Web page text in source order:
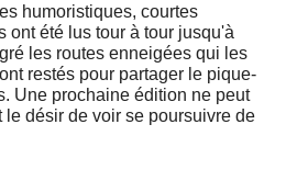
humoristiques, courtes
ont été lus tour à tour jusqu'à
les routes enneigées qui les
restés pour partager le pique-
Une prochaine édition ne peut
désir de voir se poursuivre de